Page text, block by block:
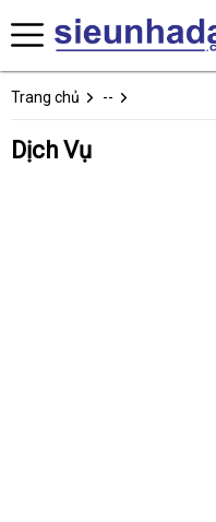
Trang chủ --
Dịch Vụ